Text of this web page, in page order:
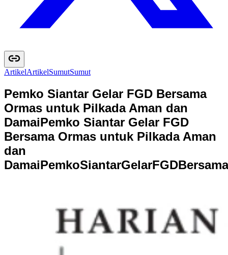
ArtikelArtikelSumutSumut
Pemko Siantar Gelar FGD Bersama
Ormas untuk Pilkada Aman dan
DamaiPemko Siantar Gelar FGD
Bersama Ormas untuk Pilkada Aman
dan
DamaiPemkoSiantarGelarFGDBersama